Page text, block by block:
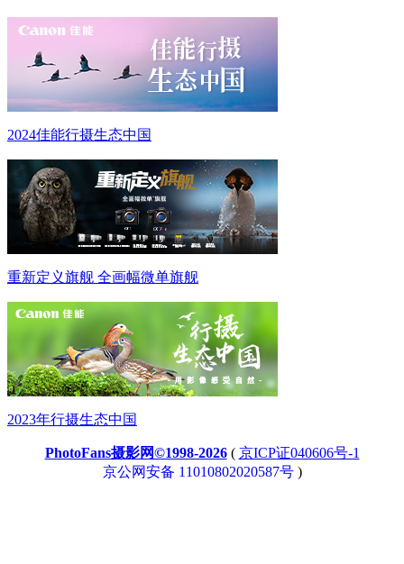
2024佳能行摄生态中国
重新定义旗舰 全画幅微单旗舰
2023年行摄生态中国
PhotoFans摄影网©1998-2026( 京ICP证040606号-1
京公网安备 11010802020587号)